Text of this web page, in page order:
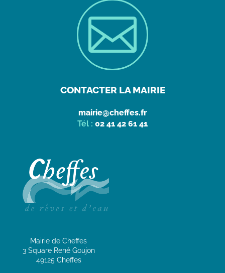

CONTACTER LA MAIRIE
mairie@cheffes.fr
Tél : 02 41 42 61 41
Mairie de Cheffes
3 Square René Goujon
49125 Cheffes